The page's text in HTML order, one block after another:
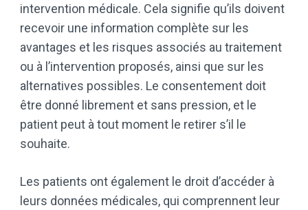
intervention médicale. Cela signifie qu’ils doivent
recevoir une information complète sur les
avantages et les risques associés au traitement
ou à l’intervention proposés, ainsi que sur les
alternatives possibles. Le consentement doit
être donné librement et sans pression, et le
patient peut à tout moment le retirer s’il le
souhaite.
Les patients ont également le droit d’accéder à
leurs données médicales, qui comprennent leur